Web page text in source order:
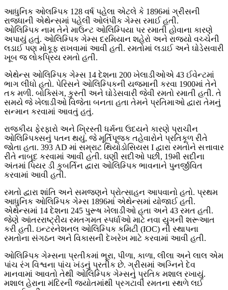
આધુનિક ઓલમ્પિક 128 વર્ષ પહેલા એટલે કે 1896માં ગ્રીસની
રાજધાની એથેન્સમાં પહેલી ઓલંપીક ગેમ્સ રમાઈ હતી.
ઓલિમ્પિક નામ તેને માઉન્ટ ઓલિમ્પિયા પર રમાતી હોવાના કારણે
અપાયું હતું. ઓલિમ્પિક ગેમ્સ દરમિયાન શહેરો અને રાજ્યો વચ્ચેની
લડાઈ પણ મોકૂફ રાખવામાં આવી હતી. રમતોમાં લડાઈ અને ઘોડેસવારી
ખૂબ જ લોકપ્રિય રમતો હતી.
એથેન્સ ઓલિમ્પિક ગેમ્સ 14 દેશના 200 ખેલાડીઓએ 43 ઈવેન્ટમાં
ભાગ લીધો હતો. પેરિસને ઓલિમ્પિકની યજમાની કરવા 1900માં તેને
તક મળી. બોક્સિંગ, કુસ્તી અને ઘોડેસવારી જેવી રમતો રમાતી હતી. તે
સમયે જે ખેલાડીઓ વિજેતા બનતા હતા તેમને પ્રતિમાઓ દ્વારા તેમનું
સન્માન કરવામાં આવતું હતું.
રાજકીય ફેરફારો અને ખ્રિસ્તી ધર્મના ઉદયને કારણે પ્રાચીન
ઓલિમ્પિક્સનું પતન થયું, જે મૂર્તિપૂજક તહેવારોને પ્રતિકૂળ રીતે
જોતા હતા. 393 AD માં સમ્રાટ થિયોડોસિયસ I દ્વારા રમતોને સત્તાવાર
રીતે નાબૂદ કરવામાં આવી હતી. ઘણી સદીઓ પછી, 19મી સદીના
અંતમાં પિયર ડી કુબર્તિન દ્વારા ઓલિમ્પિક ભાવનાને પુનર્જીવિત
કરવામાં આવી હતી.
રમતો દ્વારા શાંતિ અને સમજણને પ્રોત્સાહન આપવાનો હતો. પ્રથમ
આધુનિક ઓલિમ્પિક ગેમ્સ 1896માં એથેન્સમાં યોજાઈ હતી.
એથેન્સમાં 14 દેશના 245 પુરૂષ ખેલાડીઓ હતા અને 43 રમત હતી.
જેણે આંતરરાષ્ટ્રીય રમતગમત સ્પર્ધાઓ માટે નવા યુગની શરૂઆત
કરી હતી. ઇન્ટરનેશનલ ઓલિમ્પિક કમિટી (IOC) ની સ્થાપના
રમતોના સંગઠન અને વિકાસની દેખરેખ માટે કરવામાં આવી હતી.
ઓલિમ્પિક ગેમ્સના પ્રતીકમાં ભૂરા, પીળા, કાળા, લીલા અને લાલ એમ
પાંચ રંગ વિશ્વના પાંચ ખંડનું પ્રતીક છે. ગ્રીસમાં અગ્નિને દેવ
માનવામાં આવતો તેથી ઓલિમ્પિક ગેમ્સનું પ્રતિક મશાલ રખાયું.
મશાલ હેરાના મંદિરની જ્યોતમાંથી પ્રગટાવી રમતના સ્થળે લઈ